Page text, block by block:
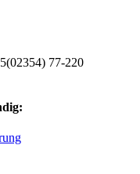
(02354) 77-220